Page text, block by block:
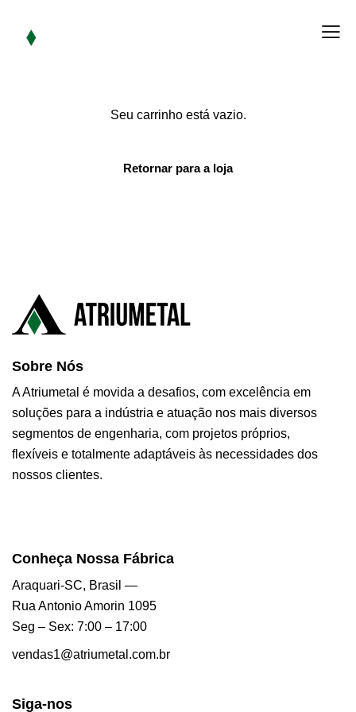
Seu carrinho está vazio.
Retornar para a loja
Sobre Nós
A Atriumetal é movida a desafios, com excelência em
soluções para a indústria e atuação nos mais diversos
segmentos de engenharia, com projetos próprios,
flexíveis e totalmente adaptáveis às necessidades dos
nossos clientes.
Conheça Nossa Fábrica
Araquari-SC, Brasil —
Rua Antonio Amorin 1095
Seg – Sex: 7:00 – 17:00
vendas1@atriumetal.com.br
Siga-nos